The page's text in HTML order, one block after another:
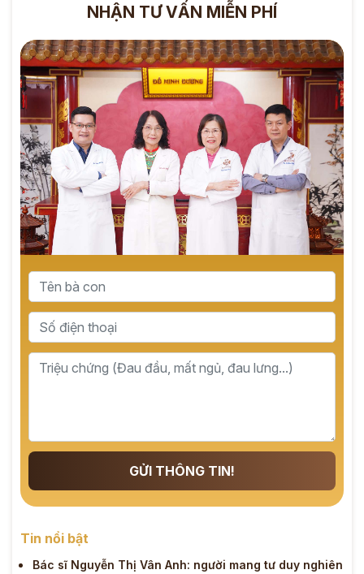
NHẬN TƯ VẤN MIỄN PHÍ
GỬI THÔNG TIN!
Tin nổi bật
Bác sĩ Nguyễn Thị Vân Anh: người mang tư duy nghiên